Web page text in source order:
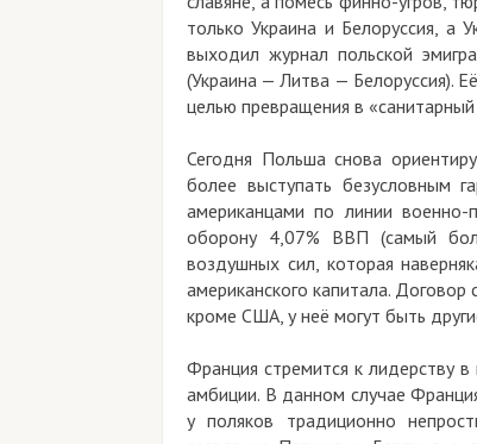
только Украина и Белоруссия,
выходил журнал польской
(Украина — Литва — Белоруссия).
целью превращения в
Сегодня Польша снова
более выступать безусловным
американцами по линии
оборону 4,07% ВВП (самый
воздушных сил, которая
американского капитала.
кроме США, у неё могут быть
Франция стремится к лидерству
амбиции. В данном случае
у поляков традиционно